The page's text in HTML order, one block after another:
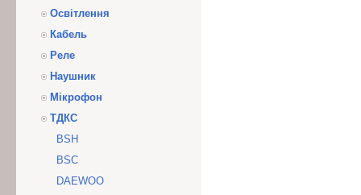
Освітлення
Кабель
Реле
Наушник
Мікрофон
ТДКС
BSH
BSC
DAEWOO